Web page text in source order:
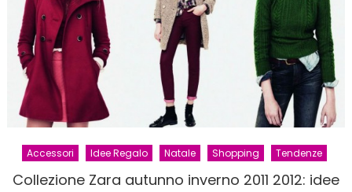
stasera
lunedì
2011
Accessori Idee Regalo Natale Shopping Tendenze
Collezione Zara autunno inverno 2011 2012: idee